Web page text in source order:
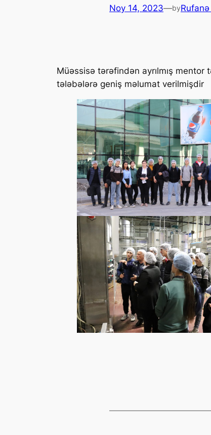
Noy 14, 2023—byRufanə
Müəssisə tərəfindən ayrılmış
tələbələrə geniş məlumat verilmişdir